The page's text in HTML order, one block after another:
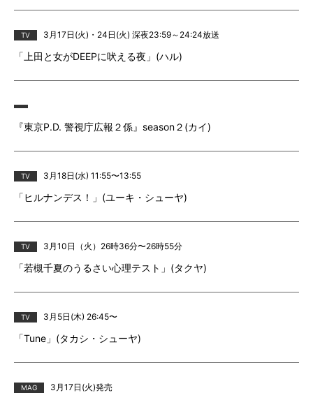
TV 3月17日(火)・24日(火) 深夜23:59～24:24放送
「上田と女がDEEPに吠える夜」(ハル)
『東京P.D. 警視庁広報２係』season２(カイ)
TV 3月18日(水) 11:55〜13:55
「ヒルナンデス！」(ユーキ・シューヤ)
TV 3月10日（火）26時36分〜26時55分
「若槻千夏のうるさい心理テスト」(タクヤ)
TV 3月5日(木) 26:45〜
「Tune」(タカシ・シューヤ)
MAG 3月17日(火)発売